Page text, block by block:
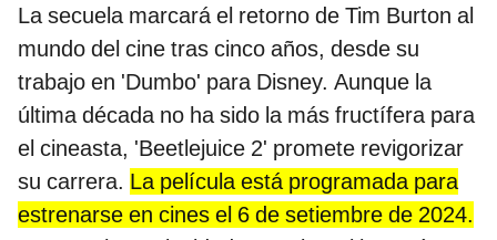
La secuela marcará el retorno de Tim Burton al
mundo del cine tras cinco años, desde su
trabajo en 'Dumbo' para Disney. Aunque la
última década no ha sido la más fructífera para
el cineasta, 'Beetlejuice 2' promete revigorizar
su carrera. La película está programada para
estrenarse en cines el 6 de setiembre de 2024.